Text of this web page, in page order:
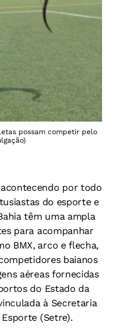
possam competir pelo
por todo
do esporte e
têm uma ampla
para acompanhar
BMX, arco e flecha,
baianos
aéreas fornecidas
do Estado da
à Secretaria
(Setre).